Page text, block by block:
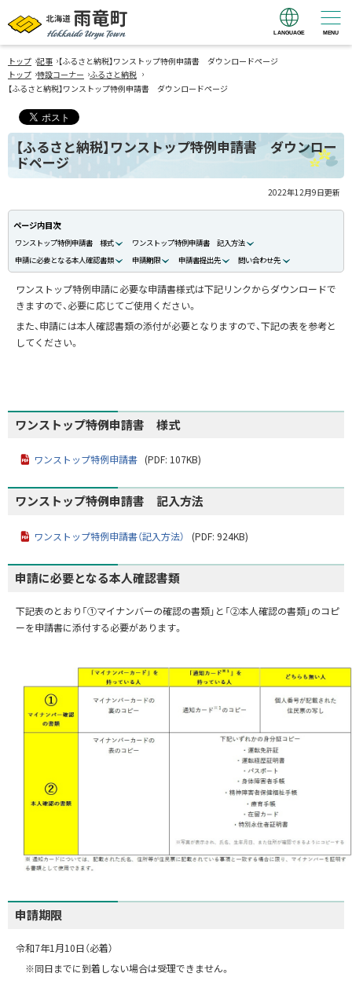
北海道 雨竜町
Hokkaido Uryu
Town
MENU
LANGUAGE
トップ ›記事 ›【ふるさと納税】ワンストップ特例申請書 ダウンロードページ
トップ ›特設コーナー ›ふるさと納税 ›
【ふるさと納税】ワンストップ特例申請書 ダウンロードページ
【ふるさと納税】ワンストップ特例申請書 ダウンロー
ドページ
2022年12月9日更新
ページ内目次
ワンストップ特例申請書 様式
ワンストップ特例申請書 記入方法
申請に必要となる本人確認書類
申請期限 申請書提出先 問い合わせ先
ワンストップ特例申請に必要な申請書様式は下記リンクからダウンロードで
きますので、必要に応じてご使用ください。
また、申請には本人確認書類の添付が必要となりますので、下記の表を参考と
してください。
ワンストップ特例申請書 様式
ワンストップ特例申請書 (PDF: 107KB)
ワンストップ特例申請書 記入方法
ワンストップ特例申請書（記入方法） (PDF: 924KB)
申請に必要となる本人確認書類
下記表のとおり「①マイナンバーの確認の書類」と「②本人確認の書類」のコピ
ーを申請書に添付する必要があります。
申請期限
令和7年1月10日（必着）
※同日までに到着しない場合は受理できません。